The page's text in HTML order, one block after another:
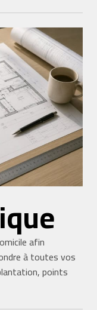
afin
à toutes vos
points